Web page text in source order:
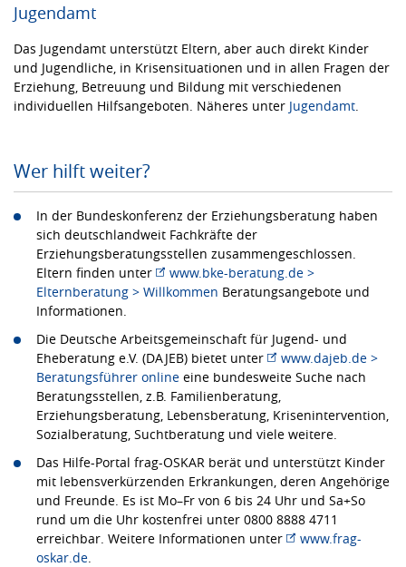
Jugendamt
Das Jugendamt unterstützt Eltern, aber auch direkt Kinder
und Jugendliche, in Krisensituationen und in allen Fragen der
Erziehung, Betreuung und Bildung mit verschiedenen
individuellen Hilfsangeboten. Näheres unter Jugendamt
Wer hilft weiter?
In der Bundeskonferenz der Erziehungsberatung haben
sich deutschlandweit Fachkräfte der
Erziehungsberatungsstellen zusammengeschlossen.
Eltern finden unter
www.bke-beratung.de >
Elternberatung > Willkommen Beratungsangebote und
Informationen.
Die Deutsche Arbeitsgemeinschaft für Jugend- und
Eheberatung e.V. (DAJEB) bietet unter
www.dajeb.de >
Beratungsführer online eine bundesweite Suche nach
Beratungsstellen, z.B. Familienberatung,
Erziehungsberatung, Lebensberatung, Krisenintervention,
Sozialberatung, Suchtberatung und viele weitere.
Das Hilfe-Portal frag-OSKAR berät und unterstützt Kinder
mit lebensverkürzenden Erkrankungen, deren Angehörige
und Freunde. Es ist Mo–Fr von 6 bis 24 Uhr und Sa+So
rund um die Uhr kostenfrei unter 0800 8888 4711
erreichbar. Weitere Informationen unter
www.frag-
oskar.de